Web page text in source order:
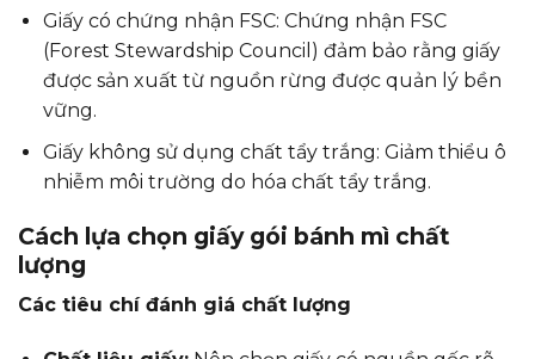
Giấy có chứng nhận FSC: Chứng nhận FSC
(Forest Stewardship Council) đảm bảo rằng giấy
được sản xuất từ nguồn rừng được quản lý bền
vững.
Giấy không sử dụng chất tẩy trắng: Giảm thiểu ô
nhiễm môi trường do hóa chất tẩy trắng.
Cách lựa chọn giấy gói bánh mì chất
lượng
Các tiêu chí đánh giá chất lượng